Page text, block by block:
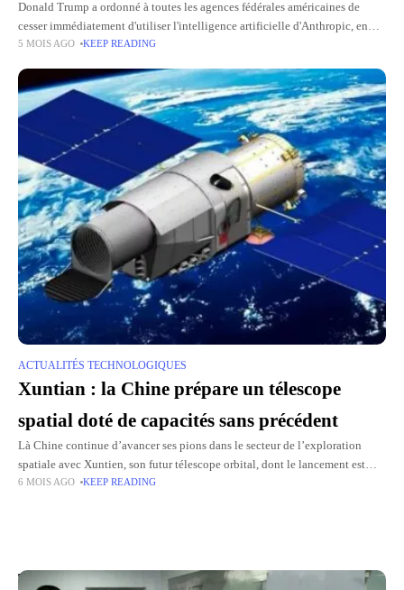
Donald Trump a ordonné à toutes les agences fédérales américaines de
cesser immédiatement d'utiliser l'intelligence artificielle d'Anthropic, en
réponse directe au refus du groupe d'accorder au Pentagone un accès
5 MOIS AGO KEEP READING
ACTUALITÉS TECHNOLOGIQUES
Xuntian : la Chine prépare un télescope
spatial doté de capacités sans précédent
Là Chine continue d’avancer ses pions dans le secteur de l’exploration
spatiale avec Xuntien, son futur télescope orbital, dont le lancement est
prévu début 2027. Présenté comme l'un des projets
6 MOIS AGO KEEP READING
Top Picks for You